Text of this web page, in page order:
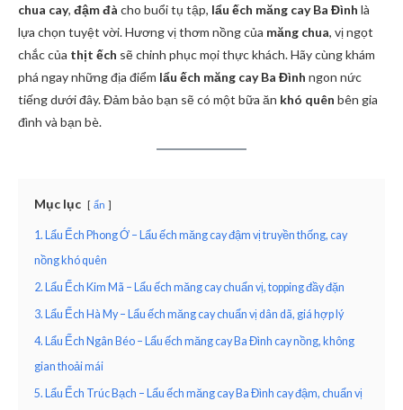
chua cay, đậm đà cho buổi tụ tập, lẩu ếch măng cay Ba Đình là
lựa chọn tuyệt vời. Hương vị thơm nồng của măng chua, vị ngọt
chắc của thịt ếch sẽ chinh phục mọi thực khách. Hãy cùng khám
phá ngay những địa điểm lẩu ếch măng cay Ba Đình ngon nức
tiếng dưới đây. Đảm bảo bạn sẽ có một bữa ăn khó quên bên gia
đình và bạn bè.
Mục lục ẩn
1. Lẩu Ếch Phong Ớ – Lẩu ếch măng cay đậm vị truyền thống, cay
nồng khó quên
2. Lẩu Ếch Kim Mã – Lẩu ếch măng cay chuẩn vị, topping đầy đặn
3. Lẩu Ếch Hà My – Lẩu ếch măng cay chuẩn vị dân dã, giá hợp lý
4. Lẩu Ếch Ngân Béo – Lẩu ếch măng cay Ba Đình cay nồng, không
gian thoải mái
5. Lẩu Ếch Trúc Bạch – Lẩu ếch măng cay Ba Đình cay đậm, chuẩn vị